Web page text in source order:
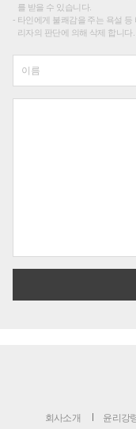
를 받을 수 있습니다.
타인에게 불쾌감을 주는 욕설
리자의 판단에 의해 삭제 합니다.
회사소개 윤리강